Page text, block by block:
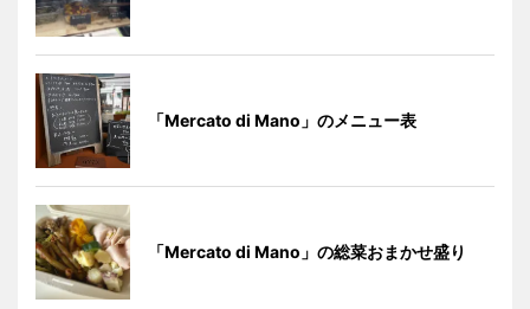
「Mercato di Mano」のメニュー表
「Mercato di Mano」の総菜おまかせ盛り